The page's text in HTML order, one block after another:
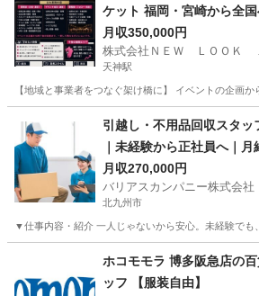
ケット 福岡・宮崎から全
ェクト推進！
月収350,000円
株式会社ＮＥＷ ＬＯＯＫ
天神駅
【地域と事業者をつなぐ架け橋に】 イベントの企画
天神駅 飲食 未経験
引越し・不用品回収スタッ
｜未経験から正社員へ｜月
月収270,000円
バリアスカンパニー株式会社
北九州市
▼仕事内容・紹介 一人じゃないから安心。未経験で
未経験
ホコモモラ 博多阪急店の
ッフ 【服装自由】